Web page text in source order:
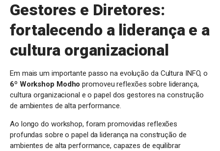
Gestores e Diretores:
fortalecendo a liderança e a
cultura organizacional
Em mais um importante passo na evolução da Cultura INFO, o
6º Workshop Modho promoveu reflexões sobre liderança,
cultura organizacional e o papel dos gestores na construção
de ambientes de alta performance.
Ao longo do workshop, foram promovidas reflexões
profundas sobre o papel da liderança na construção de
ambientes de alta performance, capazes de equilibrar